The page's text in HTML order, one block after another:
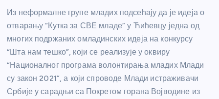
Из неформалне групе младих подсећају да је идеја о
отварању “Кутка за СВЕ младе” у Ћићевцу једна од
многих подржаних омладинских идеја на конкурсу
“Шта нам тешко”, који се реализује у оквиру
“Националног програма волонтирања младих Млади
су закон 2021”, а који спроводе Млади истраживачи
Србије у сарадњи са Покретом горана Војводине из